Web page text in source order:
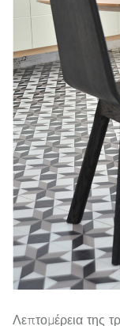
Λεπτομέρεια της